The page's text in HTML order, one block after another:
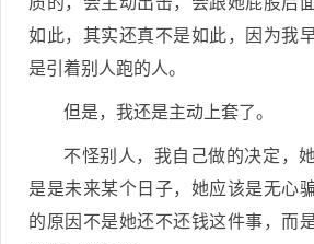
如此，其实还真不是如此，因为我
是引着别人跑的人。
但是，我还是主动上套了。
不怪别人，我自己做的决定，
是是未来某个日子，她应该是无心
的原因不是她还不还钱这件事，而